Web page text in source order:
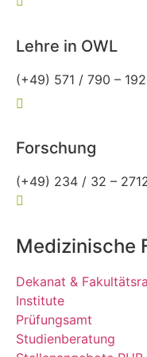
Lehre in OWL
(+49) 571 / 790 –
Forschung
(+49) 234 / 32 –
Medizinische
Dekanat &
Institute
Prüfungsamt
Studienberatung